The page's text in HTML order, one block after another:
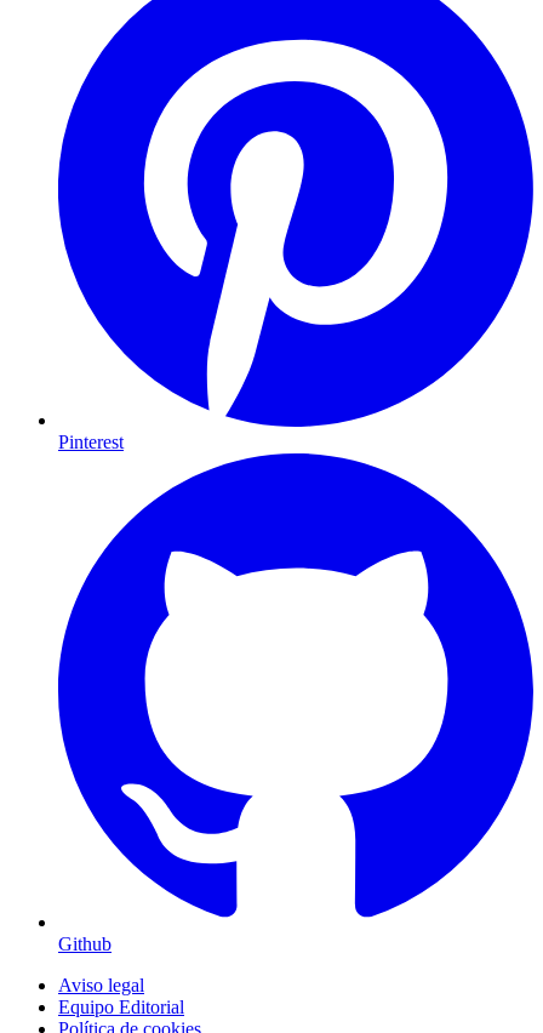
Pinterest
Github
Aviso legal
Equipo Editorial
Política de cookies